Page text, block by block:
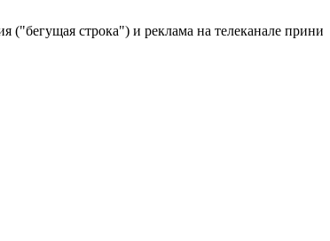
строка") и реклама на телеканале